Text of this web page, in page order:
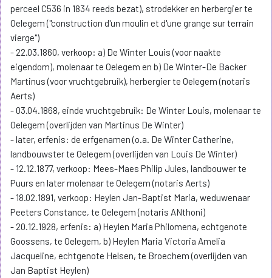
perceel C536 in 1834 reeds bezat), strodekker en herbergier te
Oelegem ("construction d'un moulin et d'une grange sur terrain
vierge")
- 22.03.1860, verkoop: a) De Winter Louis (voor naakte
eigendom), molenaar te Oelegem en b) De Winter-De Backer
Martinus (voor vruchtgebruik), herbergier te Oelegem (notaris
Aerts)
- 03.04.1868, einde vruchtgebruik: De Winter Louis, molenaar te
Oelegem (overlijden van Martinus De Winter)
- later, erfenis: de erfgenamen (o.a. De Winter Catherine,
landbouwster te Oelegem (overlijden van Louis De Winter)
- 12.12.1877, verkoop: Mees-Maes Philip Jules, landbouwer te
Puurs en later molenaar te Oelegem (notaris Aerts)
- 18.02.1891, verkoop: Heylen Jan-Baptist Maria, weduwenaar
Peeters Constance, te Oelegem (notaris ANthoni)
- 20.12.1928, erfenis: a) Heylen Maria Philomena, echtgenote
Goossens, te Oelegem, b) Heylen Maria Victoria Amelia
Jacqueline, echtgenote Helsen, te Broechem (overlijden van
Jan Baptist Heylen)